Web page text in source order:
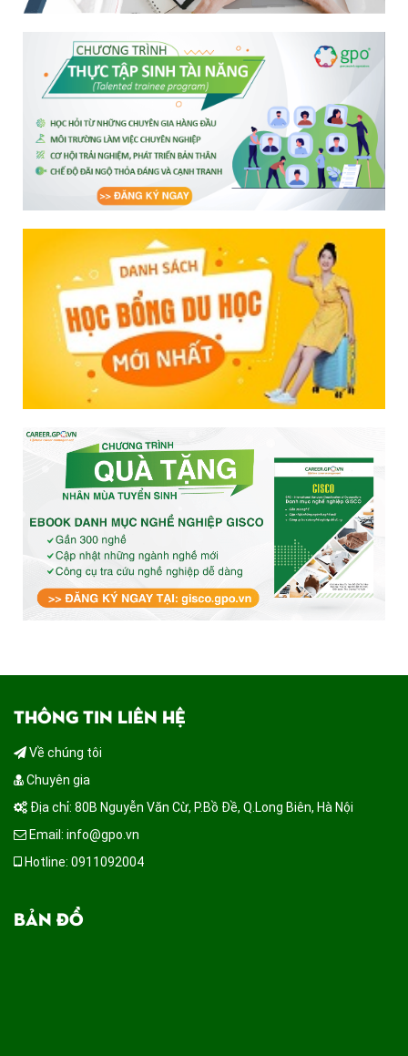
THÔNG TIN LIÊN HỆ
Về chúng tôi
Chuyên gia
Địa chỉ: 80B Nguyễn Văn Cừ, P.Bồ Đề, Q.Long Biên, Hà Nội
Email: info@gpo.vn
Hotline: 0911092004
BẢN ĐỒ